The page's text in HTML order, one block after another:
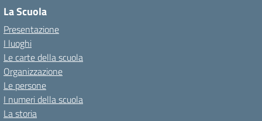
La Scuola
Presentazione
I luoghi
Le carte della scuola
Organizzazione
Le persone
I numeri della scuola
La storia